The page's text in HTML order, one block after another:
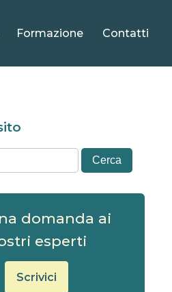
Formazione Contatti
domanda ai
esperti
Scrivici